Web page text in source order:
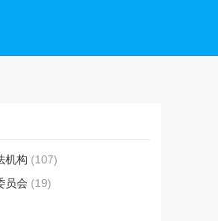
机构 (107)
员会 (19)